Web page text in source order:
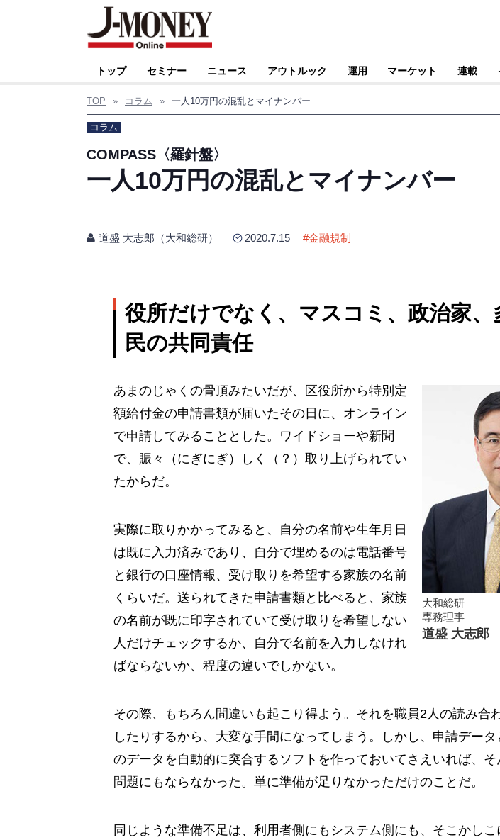
トップ セミナー ニュース アウトルック 運用 マーケット 連載
TOP » コラム » 一人10万円の混乱とマイナンバー
コラム
COMPASS〈羅針盤〉
一人10万円の混乱とマイナンバー
道盛 大志郎（大和総研） 2020.7.15 #金融規制
役所だけでなく、マスコミ、政治家、
民の共同責任
大和総研
専務理事
道盛 大志郎
あまのじゃくの骨頂みたいだが、区役所から特別定
額給付金の申請書類が届いたその日に、オンライン
で申請してみることとした。ワイドショーや新聞
で、賑々（にぎにぎ）しく（？）取り上げられてい
たからだ。
実際に取りかかってみると、自分の名前や生年月日
は既に入力済みであり、自分で埋めるのは電話番号
と銀行の口座情報、受け取りを希望する家族の名前
くらいだ。送られてきた申請書類と比べると、家族
の名前が既に印字されていて受け取りを希望しない
人だけチェックするか、自分で名前を入力しなけれ
ばならないか、程度の違いでしかない。
その際、もちろん間違いも起こり得よう。それを職員2人の読み合
したりするから、大変な手間になってしまう。しかし、申請デー
のデータを自動的に突合するソフトを作っておいてさえいれば、
問題にもならなかった。単に準備が足りなかっただけのことだ。
同じような準備不足は、利用者側にもシステム側にも、そこかしこ